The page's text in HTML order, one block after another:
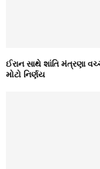
ઈરાન સાથે શાંતિ મંત્રણા
મોટો નિર્ણય